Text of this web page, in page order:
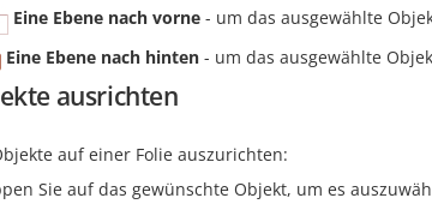
Eine Ebene nach vorne - um das ausgewählte
Eine Ebene nach hinten - um das ausgewählte
ausrichten
auf einer Folie auszurichten:
Sie auf das gewünschte Objekt, um es